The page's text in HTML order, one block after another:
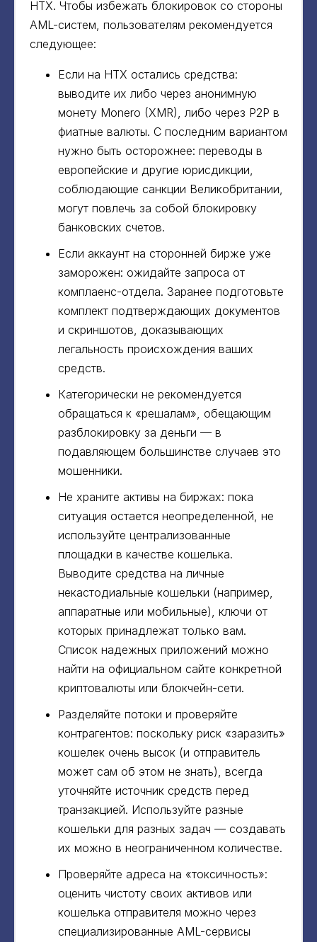
HTX. Чтобы избежать блокировок со стороны
AML-систем, пользователям рекомендуется
следующее:
Если на HTX остались средства:
выводите их либо через анонимную
монету Monero (XMR), либо через P2P в
фиатные валюты. С последним вариантом
нужно быть осторожнее: переводы в
европейские и другие юрисдикции,
соблюдающие санкции Великобритании,
могут повлечь за собой блокировку
банковских счетов.
Если аккаунт на сторонней бирже уже
заморожен: ожидайте запроса от
комплаенс-отдела. Заранее подготовьте
комплект подтверждающих документов
и скриншотов, доказывающих
легальность происхождения ваших
средств.
Категорически не рекомендуется
обращаться к «решалам», обещающим
разблокировку за деньги — в
подавляющем большинстве случаев это
мошенники.
Не храните активы на биржах: пока
ситуация остается неопределенной, не
используйте централизованные
площадки в качестве кошелька.
Выводите средства на личные
некастодиальные кошельки (например,
аппаратные или мобильные), ключи от
которых принадлежат только вам.
Список надежных приложений можно
найти на официальном сайте конкретной
криптовалюты или блокчейн-сети.
Разделяйте потоки и проверяйте
контрагентов: поскольку риск «заразить»
кошелек очень высок (и отправитель
может сам об этом не знать), всегда
уточняйте источник средств перед
транзакцией. Используйте разные
кошельки для разных задач — создавать
их можно в неограниченном количестве.
Проверяйте адреса на «токсичность»:
оценить чистоту своих активов или
кошелька отправителя можно через
специализированные AML-сервисы